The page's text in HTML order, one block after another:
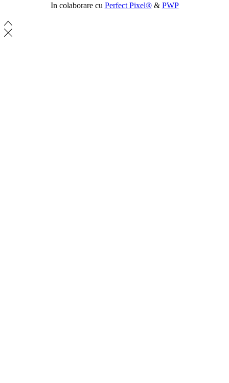
In colaborare cu Perfect Pixel®& PWP